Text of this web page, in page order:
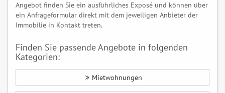
Angebot finden Sie ein ausführliches Exposé und können über
ein Anfrageformular direkt mit dem jeweiligen Anbieter der
Immobilie in Kontakt treten.
Finden Sie passende Angebote in folgenden
Kategorien:
Mietwohnungen